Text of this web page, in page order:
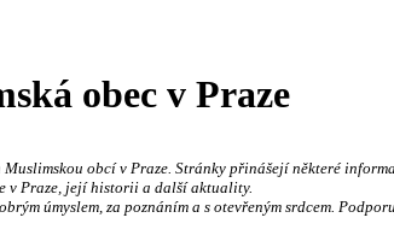
obec v Praze
obcí v Praze. Stránky přinášejí některé
v Praze, její historii a další aktuality.
úmyslem, za poznáním a s otevřeným srdcem.